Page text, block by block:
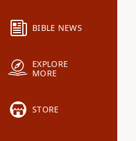
BIBLE NEWS
EXPLORE
MORE
STORE